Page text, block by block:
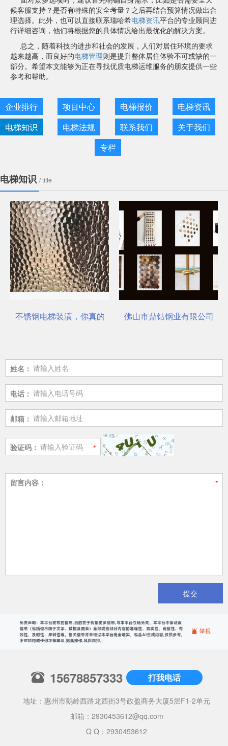
候客服支持？是否有特殊的安全考量？之后再结合预算情况做出合
理选择。此外，也可以直接联系瑞哈希电梯资讯平台的专业顾问进
行详细咨询，他们将根据您的具体情况给出最优化的解决方案。
总之，随着科技的进步和社会的发展，人们对居住环境的要求
越来越高，而良好的电梯管理则是提升整体居住体验不可或缺的一
部分。希望本文能够为正在寻找优质电梯运维服务的朋友提供一些
参考和帮助。
企业排行 项目中心 电梯报价
电梯资讯
电梯知识
电梯法规 联系我们
关于我们
专栏
电梯知识 / title
不锈钢电梯装潢，你真的选对了吗？佛山市鼎钻钢业有限公司，
姓名：
电话：
邮箱：
验证码：
留言内容：
提交
15678857333 打我电话
地址：惠州市鹅岭西路龙西街3号政盈商务大厦5层F1-2单元
邮箱： 2930453612@qq.com
Q Q：2930453612